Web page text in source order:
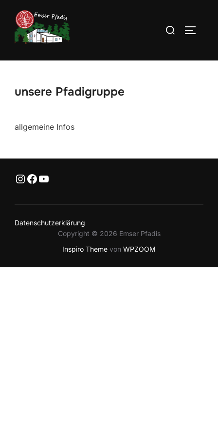
Inhalt
springen
Suchen
unsere Pfadigruppe
allgemeine Infos
Instagram
Facebook
YouTube
Datenschutzerklärung
Copyright © 2026 Emser Pfadis
Inspiro Theme von WPZOOM